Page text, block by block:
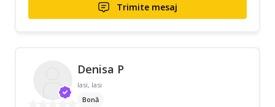
Trimite mesaj
Denisa P
Iasi, Iasi
Bonă